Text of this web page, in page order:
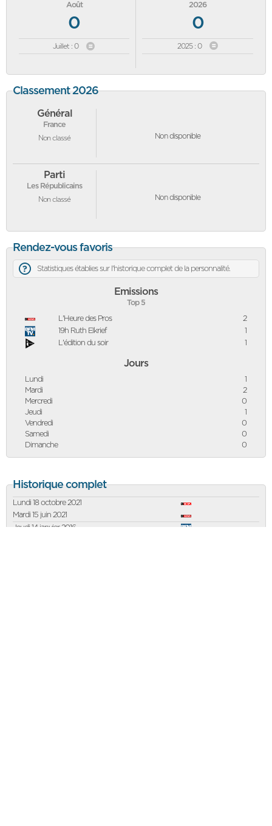
Août
0
Juillet : 0
2026
0
2025 : 0
Classement 2026
Général
France
Non classé Non disponible
Parti
Les Républicains
Non classé Non disponible
Rendez-vous favoris
Statistiques établies sur l'historique complet de la personnalité.
Emissions
Top 5
L'Heure des Pros
2
19h Ruth Elkrief
1
L'édition du soir
1
Jours
Lundi
1
Mardi
2
Mercredi
0
Jeudi
1
Vendredi
0
Samedi
0
Dimanche
0
Historique complet
Lundi 18 octobre 2021
Mardi 15 juin 2021
Jeudi 14 janvier 2016